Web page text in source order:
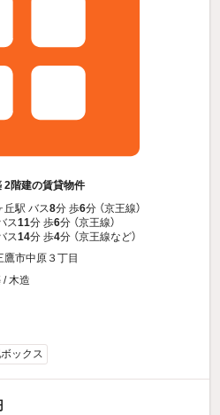
2階建の賃貸物件
丘駅 バス8分 歩6分 （京王線）
ス11分 歩6分 （京王線）
ス14分 歩4分 （京王線など）
鷹市中原３丁目
/ 木造
ックス